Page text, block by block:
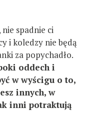
spadnie ci
i koledzy nie będą
za popychadło.
oddech i
w wyścigu o to,
innych, w
inni potraktują